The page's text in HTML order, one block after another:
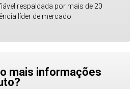
respaldada por mais de 20
líder de mercado
mais informações